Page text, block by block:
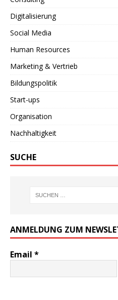
Digitalisierung
Social Media
Human Resources
Marketing & Vertrieb
Bildungspolitik
Start-ups
Organisation
Nachhaltigkeit
SUCHE
ANMELDUNG ZUM
Email *